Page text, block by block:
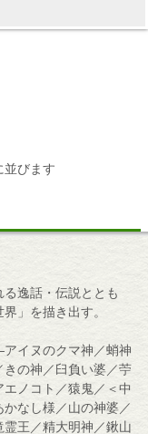
びます
逸話・伝説ととも
」を描き出す。
イヌのクマ神／蛸神
の神／臼負い婆／苧
ノコト／猿鬼／＜中
なし様／山の神婆／
王／精大明神／鍬山